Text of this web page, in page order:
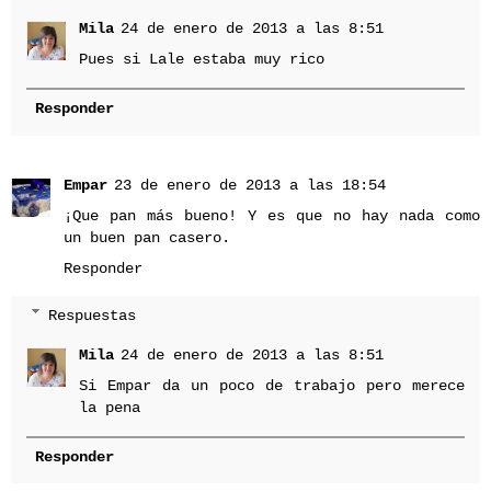
Mila 24 de enero de 2013 a las 8:51
Pues si Lale estaba muy rico
Responder
Empar 23 de enero de 2013 a las 18:54
¡Que pan más bueno! Y es que no hay nada como
un buen pan casero.
Responder
Respuestas
Mila 24 de enero de 2013 a las 8:51
Si Empar da un poco de trabajo pero merece
la pena
Responder